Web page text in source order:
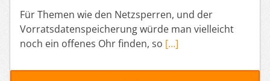
Für Themen wie den Netzsperren, und der
Vorratsdatenspeicherung würde man vielleicht
noch ein offenes Ohr finden, so […]